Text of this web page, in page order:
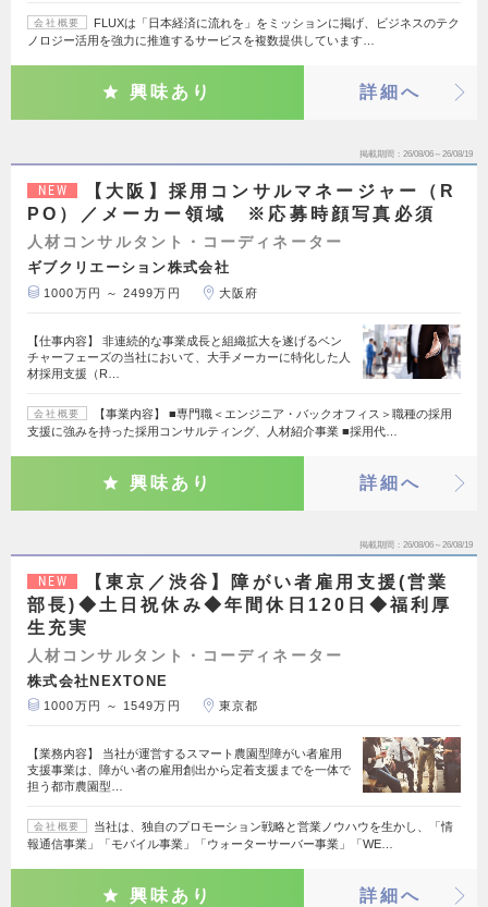
会社概要
FLUXは「日本経済に流れを」をミッションに掲げ、ビジネスのテク
ノロジー活用を強力に推進するサービスを複数提供しています…
興味あり 詳細へ
掲載期間 26/08/06～26/08/19
NEW
【大阪】採用コンサルマネージャー（R
PO）／メーカー領域 ※応募時顔写真必須
人材コンサルタント・コーディネーター
ギブクリエーション株式会社
1000万円 ～ 2499万円 大阪府
【仕事内容】 非連続的な事業成長と組織拡大を遂げるベン
チャーフェーズの当社において、大手メーカーに特化した人
材採用支援（R…
会社概要
【事業内容】 ■専門職＜エンジニア・バックオフィス＞職種の採用
支援に強みを持った採用コンサルティング、人材紹介事業 ■採用代…
興味あり 詳細へ
掲載期間 26/08/06～26/08/19
NEW
【東京／渋谷】障がい者雇用支援(営業
部長)◆土日祝休み◆年間休日120日◆福利厚
生充実
人材コンサルタント・コーディネーター
株式会社NEXTONE
1000万円 ～ 1549万円 東京都
【業務内容】 当社が運営するスマート農園型障がい者雇用
支援事業は、障がい者の雇用創出から定着支援までを一体で
担う都市農園型…
会社概要
当社は、独自のプロモーション戦略と営業ノウハウを生かし、「情
報通信事業」「モバイル事業」「ウォーターサーバー事業」「WE…
興味あり 詳細へ